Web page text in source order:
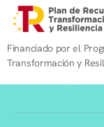
Financiado por el
Transformación y